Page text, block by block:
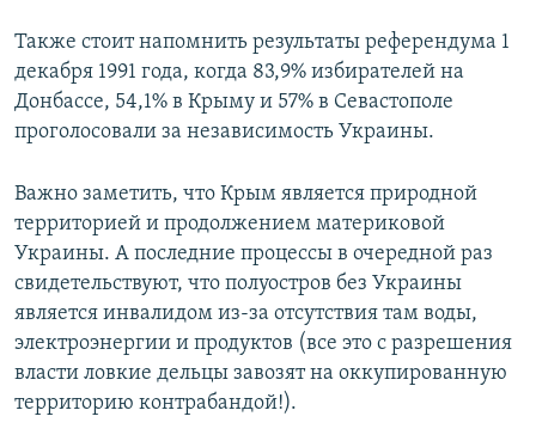
Также стоит напомнить результаты референдума 1
декабря 1991 года, когда 83,9% избирателей на
Донбассе, 54,1% в Крыму и 57% в Севастополе
проголосовали за независимость Украины.
Важно заметить, что Крым является природной
территорией и продолжением материковой
Украины. А последние процессы в очередной раз
свидетельствуют, что полуостров без Украины
является инвалидом из-за отсутствия там воды,
электроэнергии и продуктов (все это с разрешения
власти ловкие дельцы завозят на оккупированную
территорию контрабандой!).